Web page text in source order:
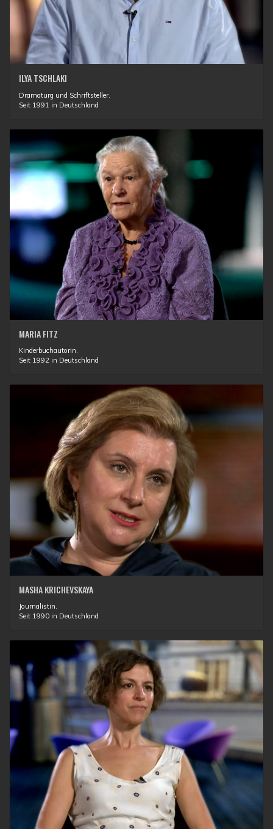
ILYA TSCHLAKI
Dramaturg und Schriftsteller.
Seit 1991 in Deutschland
MARIA FITZ
Kinderbuchautorin.
Seit 1992 in Deutschland
MASHA KRICHEVSKAYA
Journalistin.
Seit 1990 in Deutschland